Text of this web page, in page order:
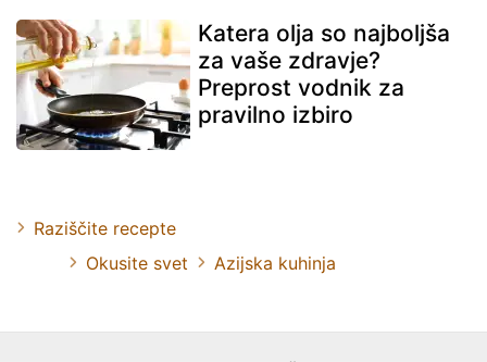
Katera olja so najboljša
za vaše zdravje?
Preprost vodnik za
pravilno izbiro
Raziščite recepte
Okusite svet
Azijska kuhinja